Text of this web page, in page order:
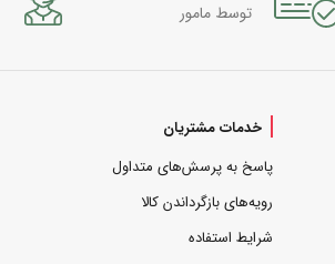
توسط مامور
خدمات مشتریان
پاسخ به پرسش‌های متداول
رویه‌های بازگرداندن کالا
شرایط استفاده